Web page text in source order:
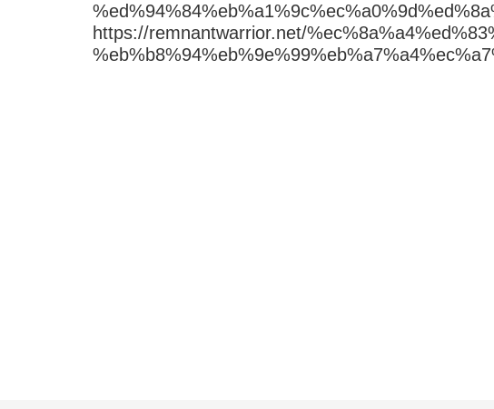
https://remnantwarrior.net/